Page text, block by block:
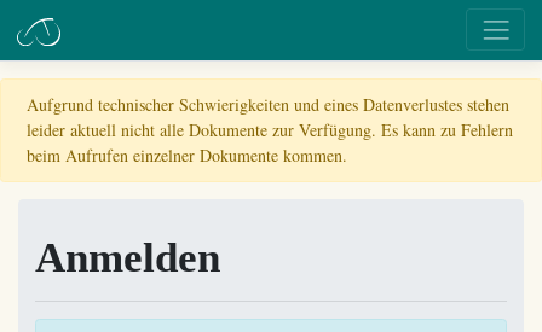
Aufgrund technischer Schwierigkeiten und eines Datenverlustes stehen
leider aktuell nicht alle Dokumente zur Verfügung. Es kann zu Fehlern
beim Aufrufen einzelner Dokumente kommen.
Anmelden